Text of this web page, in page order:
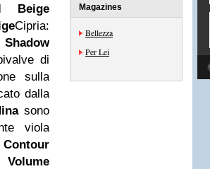
Beige
Cipria:
Shadow
di
sulla
dalla
sono
viola
Contour
Volume
Magazines
Bellezza
Per Lei